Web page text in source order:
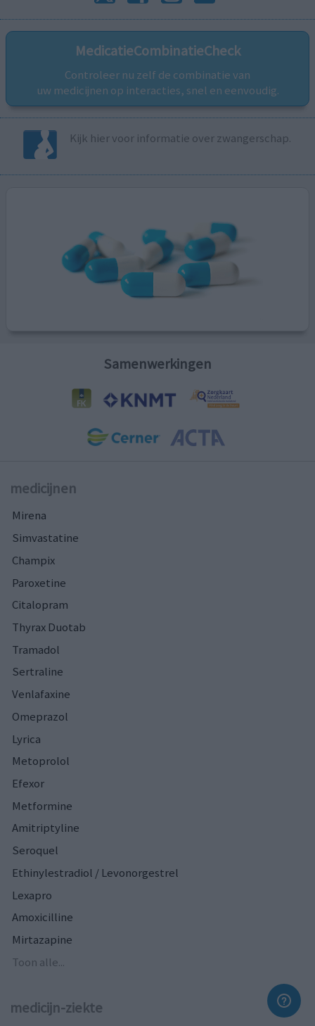
MedicatieCombinatieCheck
Controleer nu zelf de combinatie van
uw medicijnen op interacties, snel en eenvoudig.
Kijk hier voor informatie over zwangerschap.
Samenwerkingen
medicijnen
Mirena
Simvastatine
Champix
Paroxetine
Citalopram
Thyrax Duotab
Tramadol
Sertraline
Venlafaxine
Omeprazol
Lyrica
Metoprolol
Efexor
Metformine
Amitriptyline
Seroquel
Ethinylestradiol / Levonorgestrel
Lexapro
Amoxicilline
Mirtazapine
Toon alle...
medicijn-ziekte